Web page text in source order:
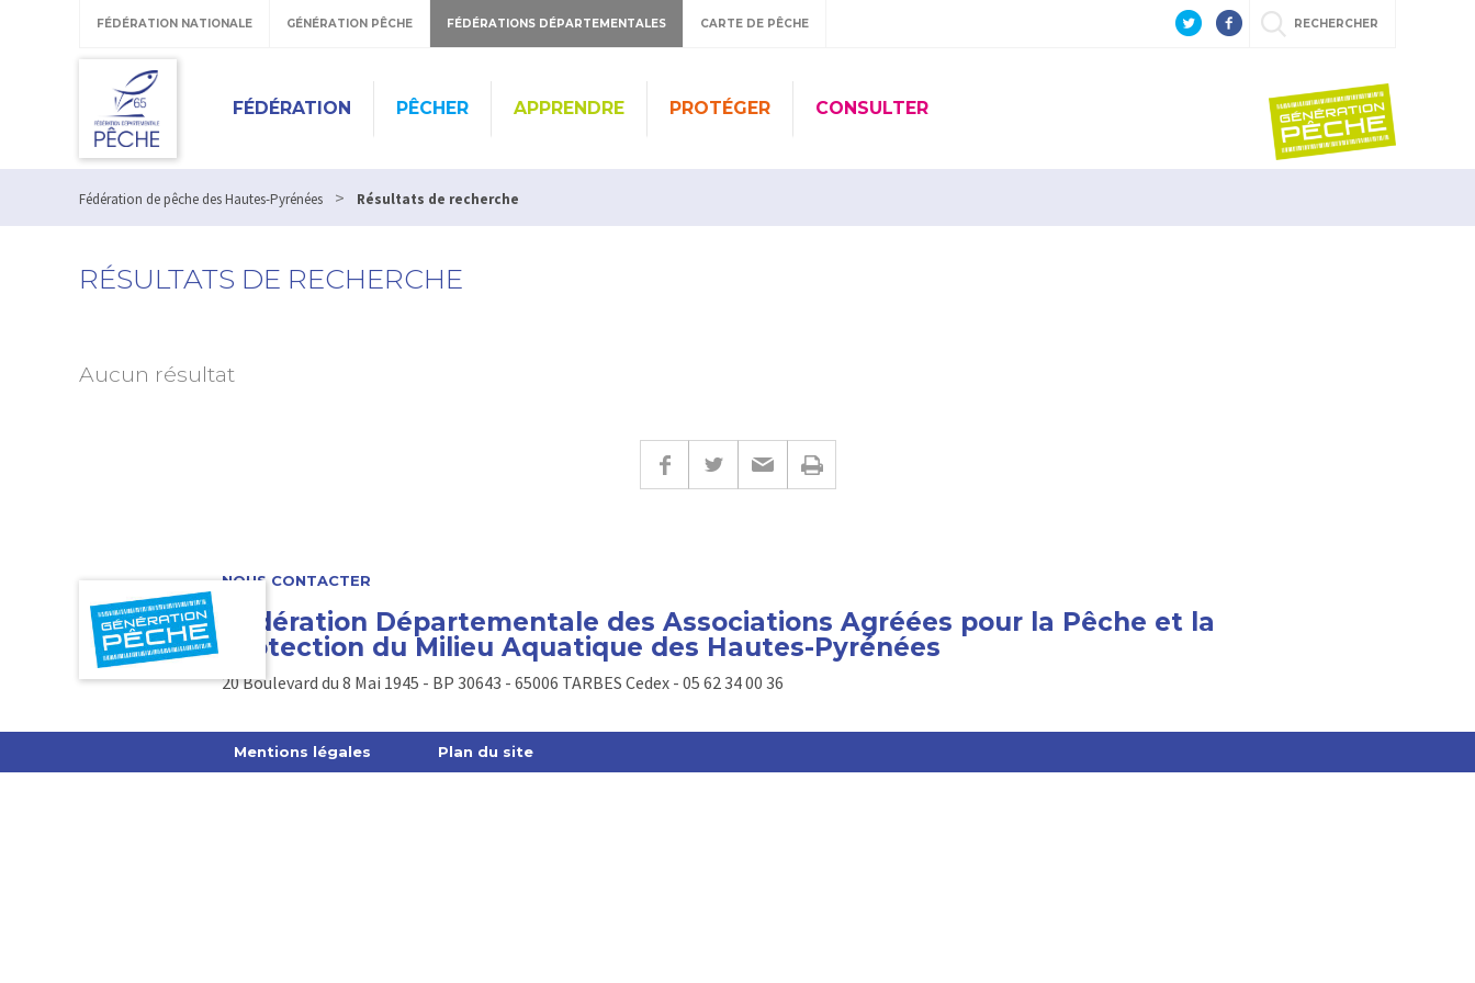
FÉDÉRATION NATIONALE GÉNÉRATION PÊCHE FÉDÉRATIONS DÉPARTEMENTALES CARTE DE PÊCHE RECHERCHER
FÉDÉRATION PÊCHER APPRENDRE PROTÉGER CONSULTER
Fédération de pêche des Hautes-Pyrénées > Résultats de recherche
RÉSULTATS DE RECHERCHE
Aucun résultat
NOUS CONTACTER
Fédération Départementale des Associations Agréées pour la Pêche et la
Protection du Milieu Aquatique des Hautes-Pyrénées
20 Boulevard du 8 Mai 1945 - BP 30643 - 65006 TARBES Cedex - 05 62 34 00 36
Mentions légales Plan du site